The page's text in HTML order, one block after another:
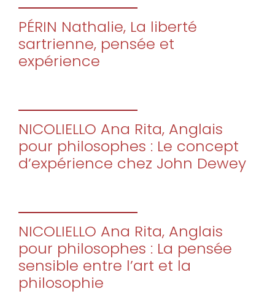
PÉRIN Nathalie, La liberté
sartrienne, pensée et
expérience
NICOLIELLO Ana Rita, Anglais
pour philosophes : Le concept
d’expérience chez John Dewey
NICOLIELLO Ana Rita, Anglais
pour philosophes : La pensée
sensible entre l’art et la
philosophie